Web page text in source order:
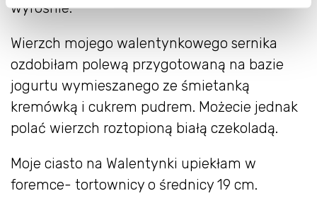
wyrośnie.
Wierzch mojego walentynkowego sernika
ozdobiłam polewą przygotowaną na bazie
jogurtu wymieszanego ze śmietanką
kremówką i cukrem pudrem. Możecie jednak
polać wierzch roztopioną białą czekoladą.
Moje ciasto na Walentynki upiekłam w
foremce- tortownicy o średnicy 19 cm.